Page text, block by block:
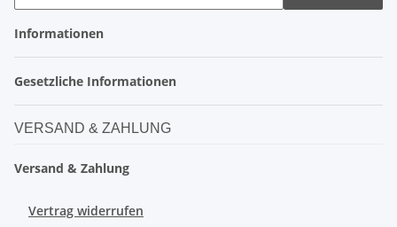
Informationen
Gesetzliche Informationen
VERSAND & ZAHLUNG
Versand & Zahlung
Vertrag widerrufen